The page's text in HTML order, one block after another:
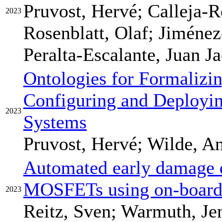
2023 Pruvost, Hervé; Calleja-
Rosenblatt, Olaf;
Peralta-Escalante, Juan
2023
Ontologies for
Configuring and
Systems
Pruvost, Hervé; Wilde,
2023
Automated early
MOSFETs using on-
Reitz, Sven; Warmuth,